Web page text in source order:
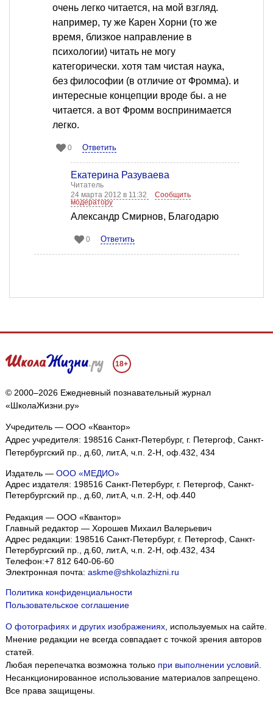
очень легко читается, на мой взгляд.
например, ту же Карен Хорни (то же
время, близкое направление в
психологии) читать не могу
категорически. хотя там чистая наука,
без философии (в отличие от Фромма). и
интересные концепции вроде бы. а не
читается. а вот Фромм воспринимается
легко.
0 Ответить
Екатерина Разуваева
Читатель
24 марта 2012 в 11:32
Сообщить
модератору
Александр Смирнов, Благодарю
0 Ответить
18+
© 2000–2026 Ежедневный познавательный журнал
«ШколаЖизни.ру»
Учредитель — ООО «Квантор»
Адрес учредителя: 198516 Санкт-Петербург, г. Петергоф, Санкт-
Петербургский пр., д.60, лит.А, ч.п. 2-Н, оф.432, 434
Издатель — ООО «МЕДИО»
Адрес издателя: 198516 Санкт-Петербург, г. Петергоф, Санкт-
Петербургский пр., д.60, лит.А, ч.п. 2-Н, оф.440
Редакция — ООО «Квантор»
Главный редактор — Хорошев Михаил Валерьевич
Адрес редакции: 198516 Санкт-Петербург, г. Петергоф, Санкт-
Петербургский пр., д.60, лит.А, ч.п. 2-Н, оф.432, 434
Телефон:+7 812 640-06-60
Электронная почта: askme@shkolazhizni.ru
Политика конфиденциальности
Пользовательское соглашение
О фотографиях и других изображениях, используемых на сайте.
Мнение редакции не всегда совпадает с точкой зрения авторов
статей.
Любая перепечатка возможна только при выполнении условий.
Несанкционированное использование материалов запрещено.
Все права защищены.